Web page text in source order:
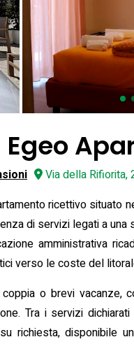
Via della Rifiorita,
ricettivo situato
di servizi legati a
amministrativa
verso le coste del
o brevi vacanze,
Tra i servizi
richiesta, disponibile